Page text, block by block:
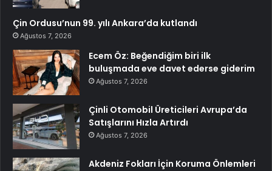
Çin Ordusu’nun 99. yılı Ankara’da kutlandı
Ağustos 7, 2026
Ecem Öz: Beğendiğim biri ilk
buluşmada eve davet ederse giderim
Ağustos 7, 2026
Çinli Otomobil Üreticileri Avrupa’da
Satışlarını Hızla Artırdı
Ağustos 7, 2026
Akdeniz Fokları İçin Koruma Önlemleri